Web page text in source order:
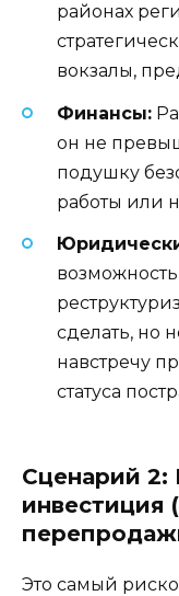
районах
вокзалы,
Финансы:
он не
подушку
работы или
сделать, но
навстречу
статуса
Сценарий 2:
инвестиция
Это самый